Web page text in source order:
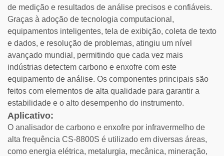
de medição e resultados de análise precisos e confiáveis.
Graças à adoção de tecnologia computacional,
equipamentos inteligentes, tela de exibição, coleta de texto
e dados, e resolução de problemas, atingiu um nível
avançado mundial, permitindo que cada vez mais
indústrias detectem carbono e enxofre com este
equipamento de análise. Os componentes principais são
feitos com elementos de alta qualidade para garantir a
estabilidade e o alto desempenho do instrumento.
Aplicativo:
O analisador de carbono e enxofre por infravermelho de
alta frequência CS-8800S é utilizado em diversas áreas,
como energia elétrica, metalurgia, mecânica, mineração,